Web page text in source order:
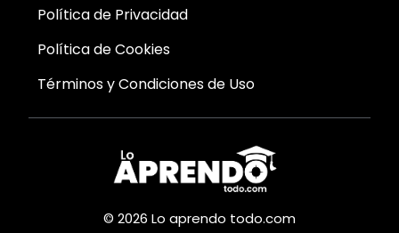
Política de Privacidad
Política de Cookies
Términos y Condiciones de Uso
© 2026 Lo aprendo todo.com